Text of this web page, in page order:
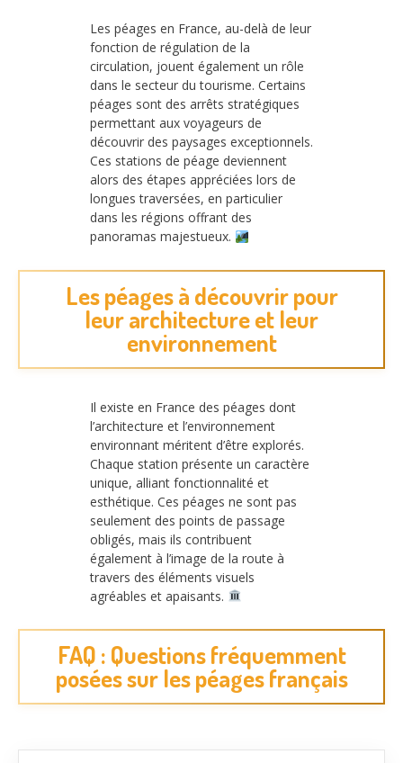
Les péages en France, au-delà de leur
fonction de régulation de la
circulation, jouent également un rôle
dans le secteur du tourisme. Certains
péages sont des arrêts stratégiques
permettant aux voyageurs de
découvrir des paysages exceptionnels.
Ces stations de péage deviennent
alors des étapes appréciées lors de
longues traversées, en particulier
dans les régions offrant des
panoramas majestueux.
Les péages à découvrir pour
leur architecture et leur
environnement
Il existe en France des péages dont
l’architecture et l’environnement
environnant méritent d’être explorés.
Chaque station présente un caractère
unique, alliant fonctionnalité et
esthétique. Ces péages ne sont pas
seulement des points de passage
obligés, mais ils contribuent
également à l’image de la route à
travers des éléments visuels
agréables et apaisants.
FAQ : Questions fréquemment
posées sur les péages français